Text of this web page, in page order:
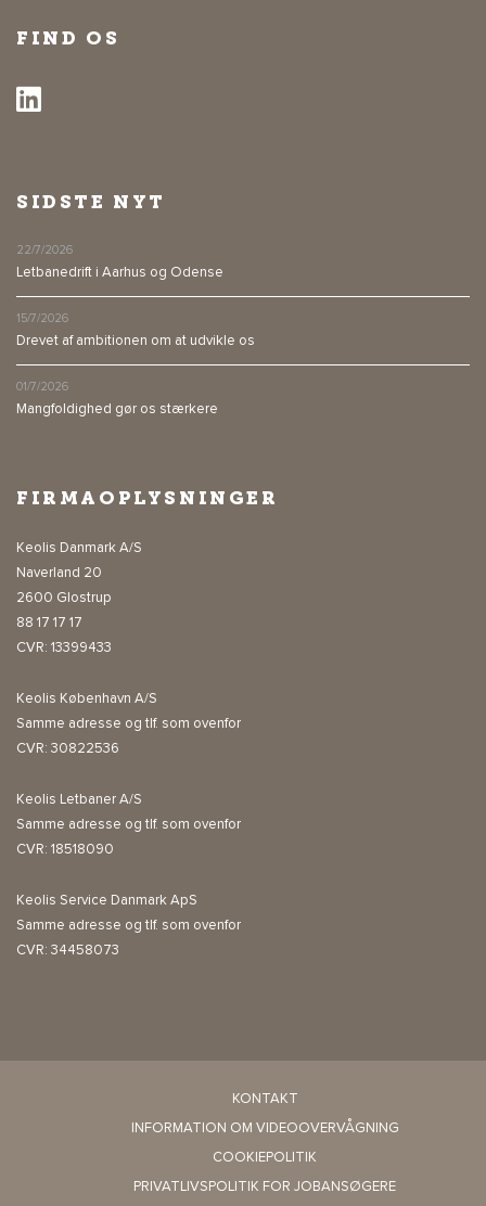
FIND OS
SIDSTE NYT
22/7/2026
Letbanedrift i Aarhus og Odense
15/7/2026
Drevet af ambitionen om at udvikle os
01/7/2026
Mangfoldighed gør os stærkere
FIRMAOPLYSNINGER
Keolis Danmark A/S
Naverland 20
2600 Glostrup
88 17 17 17
CVR: 13399433
Keolis København A/S
Samme adresse og tlf. som ovenfor
CVR: 30822536
Keolis Letbaner A/S
Samme adresse og tlf. som ovenfor
CVR: 18518090
Keolis Service Danmark ApS
Samme adresse og tlf. som ovenfor
CVR: 34458073
KONTAKT
INFORMATION OM VIDEOOVERVÅGNING
COOKIEPOLITIK
PRIVATLIVSPOLITIK FOR JOBANSØGERE